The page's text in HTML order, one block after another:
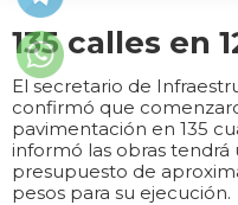
135 calles en
El secretario de
confirmó que
pavimentación en 135
informó las obras tendrá
presupuesto de
pesos para su ejecución.